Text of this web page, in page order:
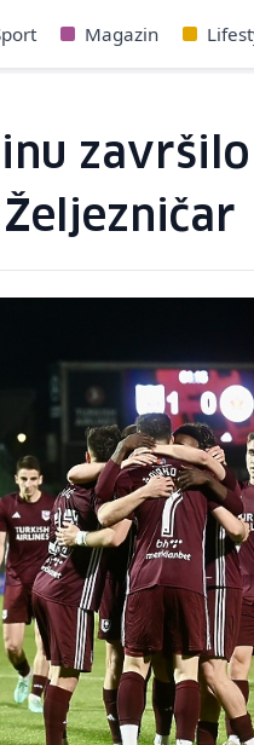
Magazin